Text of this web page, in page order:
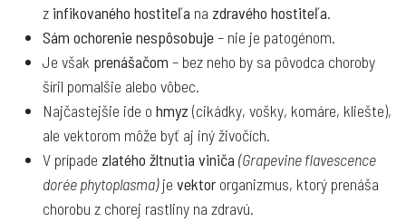
z infikovaného hostiteľa na zdravého hostiteľa.
Sám ochorenie nespôsobuje– nie je patogénom.
Je však prenášačom – bez neho by sa pôvodca choroby
šíril pomalšie alebo vôbec.
Najčastejšie ide o hmyz (cikádky, vošky, komáre, kliešte),
ale vektorom môže byť aj iný živočích.
V prípade zlatého žltnutia viniča (Grapevine flavescence
dorée phytoplasma)je vektor organizmus, ktorý prenáša
chorobu z chorej rastliny na zdravú.